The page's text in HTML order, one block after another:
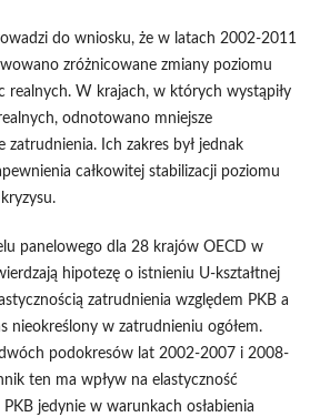
do wniosku, że w latach 2002-2011
zróżnicowane zmiany poziomu
realnych. W krajach, w których wystąpiły
odnotowano mniejsze
zatrudnienia. Ich zakres był jednak
całkowitej stabilizacji poziomu
panelowego dla 28 krajów OECD w
hipotezę o istnieniu U-kształtnej
zatrudnienia względem PKB a
nieokreślony w zatrudnieniu ogółem.
podokresów lat 2002-2007 i 2008-
ten ma wpływ na elastyczność
jedynie w warunkach osłabienia